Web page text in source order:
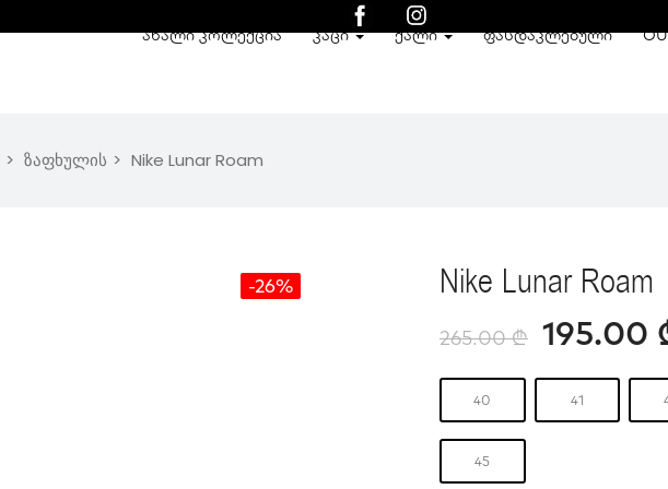
ᲐᲮᲐᲚᲘ ᲙᲝᲚᲔᲥᲪᲘᲐ ᲙᲐᲪᲘ ᲥᲐᲚᲘ ᲤᲐᲡᲓᲐᲙᲚᲔᲑᲣᲚᲘ
ზაფხულის Nike Lunar Roam
-26% Nike Lunar Roam
265.00₾ 195.00
40 41
45